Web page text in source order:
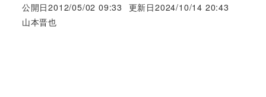
公開日2012/05/02 09:33 更新日2024/10/14 20:43
著
山本晋也